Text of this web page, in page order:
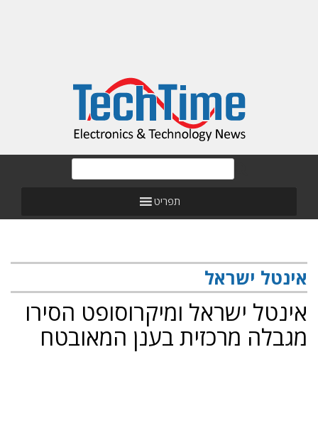
תפריט
אינטל ישראל
אינטל ישראל ומיקרוסופט הסירו
מגבלה מרכזית בענן המאובטח